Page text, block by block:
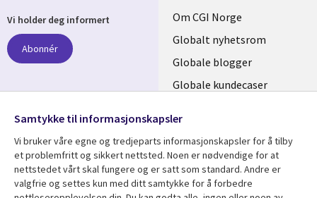
Useful
links
NORWAY
Om CGI Norge
Globalt nyhetsrom
Globale blogger
Globale kundecaser
Vi holder deg informert
Abonnér
følg oss
Social
Media
NORWAY
Samtykke til informasjonskapsler
Vi bruker våre egne og tredjeparts informasjonskapsler for å tilby
et problemfritt og sikkert nettsted. Noen er nødvendige for at
nettstedet vårt skal fungere og er satt som standard. Andre er
valgfrie og settes kun med ditt samtykke for å forbedre